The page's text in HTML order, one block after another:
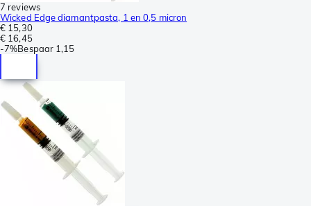
7 reviews
Wicked Edge diamantpasta, 1 en 0,5 micron
€ 15,30
€ 16,45
-7%Bespaar 1,15